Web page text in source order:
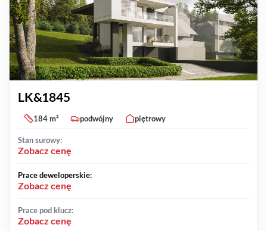
LK&1845
184 m² podwójny piętrowy
Stan surowy:
Zobacz cenę
Prace deweloperskie:
Zobacz cenę
Prace pod klucz:
Zobacz cenę